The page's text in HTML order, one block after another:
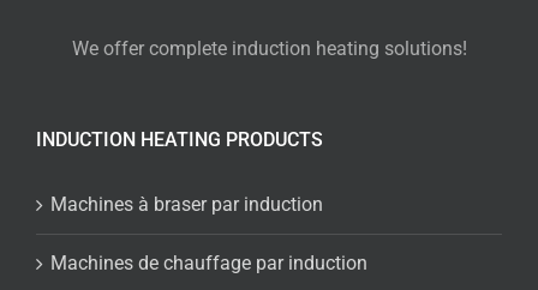
We offer complete induction heating solutions!
INDUCTION HEATING PRODUCTS
Machines à braser par induction
Machines de chauffage par induction